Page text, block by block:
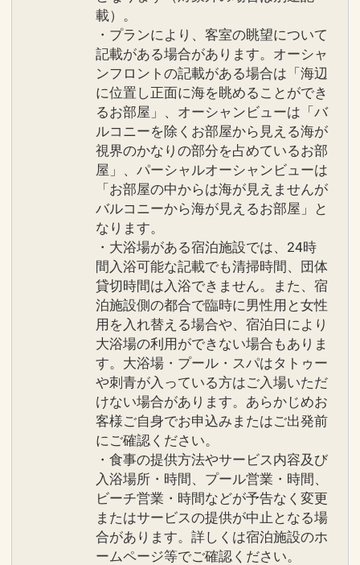
載）。
・プランにより、客室の眺望について
記載がある場合があります。オーシャ
ンフロントの記載がある場合は「海辺
に位置し正面に海を眺めることができ
るお部屋」、オーシャンビューは「バ
ルコニーを除くお部屋から見える海が
視界のかなりの部分を占めているお部
屋」、パーシャルオーシャンビューは
「お部屋の中からは海が見えませんが
バルコニーから海が見えるお部屋」と
なります。
・大浴場がある宿泊施設では、24時
間入浴可能な記載でも清掃時間、団体
貸切時間は入浴できません。また、宿
泊施設側の都合で臨時に男性用と女性
用を入れ替える場合や、宿泊日により
大浴場の利用ができない場合もありま
す。大浴場・プール・スパはタトゥー
や刺青が入っている方はご入場いただ
けない場合があります。あらかじめお
客様ご自身でお申込みまたはご出発前
にご確認ください。
・食事の提供方法やサービス内容及び
入浴場所・時間、プール営業・時間、
ビーチ営業・時間などが予告なく変更
またはサービスの提供が中止となる場
合があります。詳しくは宿泊施設のホ
ームページ等でご確認ください。